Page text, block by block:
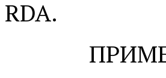
RDA.